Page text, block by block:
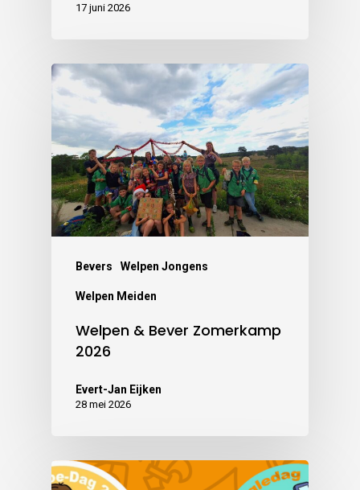
17 juni 2026
Bevers Welpen Jongens
Welpen Meiden
Welpen & Bever Zomerkamp
2026
Evert-Jan Eijken
28 mei 2026